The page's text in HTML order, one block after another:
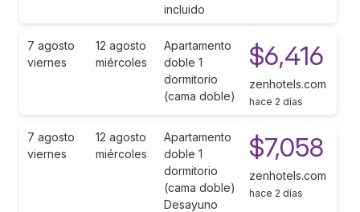
incluido
7 agosto
viernes
12 agosto
miércoles
Apartamento
doble 1
dormitorio
(cama doble)
$6,416
zenhotels.com
hace 2 días
7 agosto
viernes
12 agosto
miércoles
Apartamento
doble 1
dormitorio
(cama doble)
Desayuno
$7,058
zenhotels.com
hace 2 días